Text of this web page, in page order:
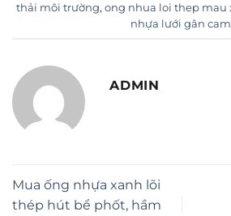
thải môi trường, ong nhua loi thep mau
nhựa lưới gân cam
ADMIN
Mua ống nhựa xanh lõi
thép hút bể phốt, hầm